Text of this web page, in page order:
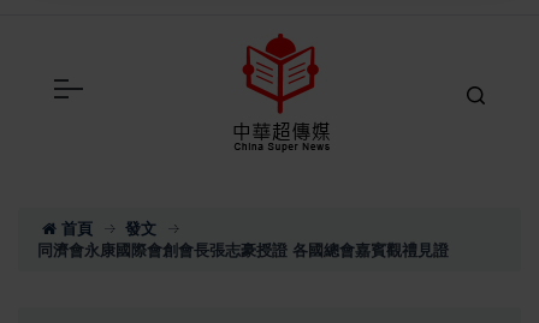
首頁
發文
同濟會永康國際會創會長張志豪授證 各國總會嘉賓觀禮見證